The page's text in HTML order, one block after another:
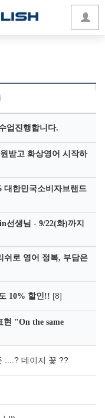
업진행합니다.
받고 화상영어 시작하
대한민국소비자브랜드
선생님 - 9/22(화)까지
쉬로 영어 정복, 부담은
10% 할인!! [8]
현 "On the same
....? 데이지 꽃 ??